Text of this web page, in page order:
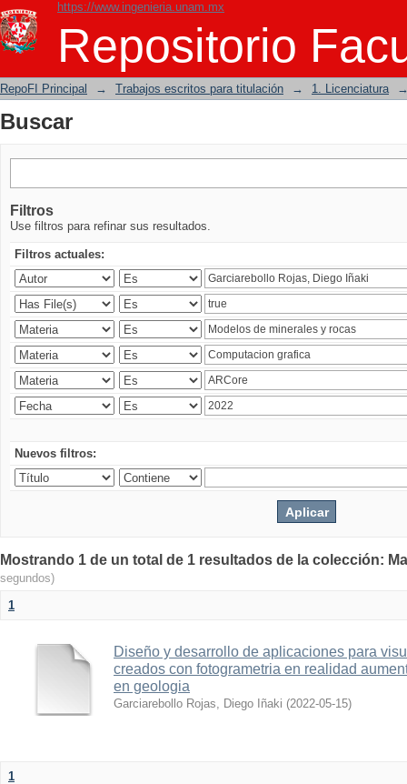
https://www.ingenieria.unam.mx
Repositorio
Buscar
RepoFI Principal → Trabajos escritos para titulación → 1. Licenciatura
Buscar
Filtros
Use filtros para refinar sus resultados.
Filtros actuales:
Nuevos filtros:
Mostrando 1 de un total de 1 resultados de la colección:
segundos)
1
Diseño y desarrollo de aplicaciones para
creados con fotogrametria en realidad
en geologia
Garciarebollo Rojas, Diego Iñaki (2022-05-15)
1